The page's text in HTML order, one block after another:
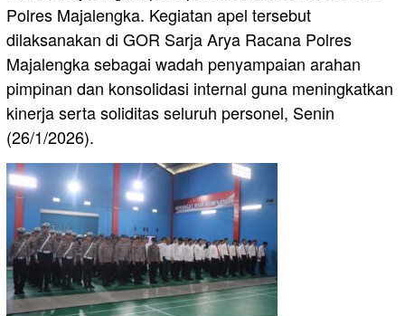
Polres Majalengka. Kegiatan apel tersebut
dilaksanakan di GOR Sarja Arya Racana Polres
Majalengka sebagai wadah penyampaian arahan
pimpinan dan konsolidasi internal guna meningkatkan
kinerja serta soliditas seluruh personel, Senin
(26/1/2026).